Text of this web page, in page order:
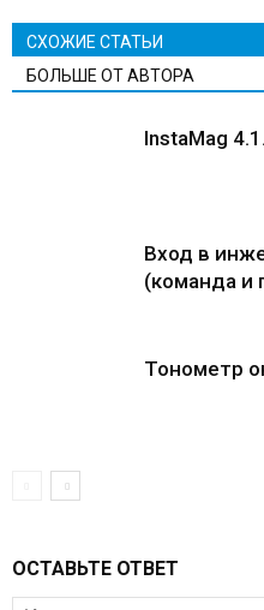
СХОЖИЕ СТАТЬИ
БОЛЬШЕ ОТ АВТОРА
InstaMag
Вход в
(команда и
Тонометр
ОСТАВЬТЕ ОТВЕТ